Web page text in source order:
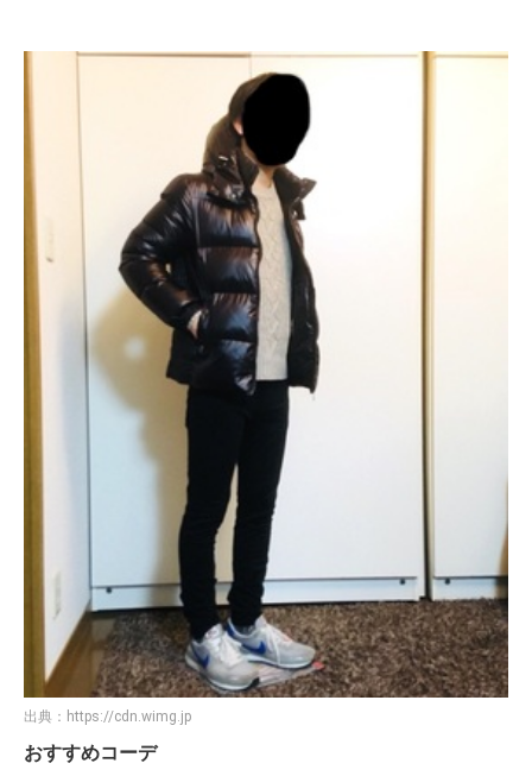
出典： https://cdn.wimg.jp
おすすめコーデ